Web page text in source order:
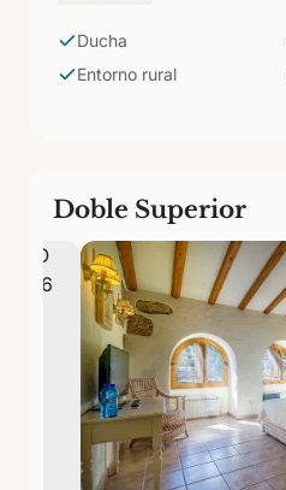
volcánico de Arucas y con
Ducha
Entorno rural
Doble Superior